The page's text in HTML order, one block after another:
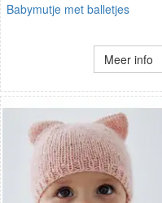
Babymutje met balletjes
Meer info